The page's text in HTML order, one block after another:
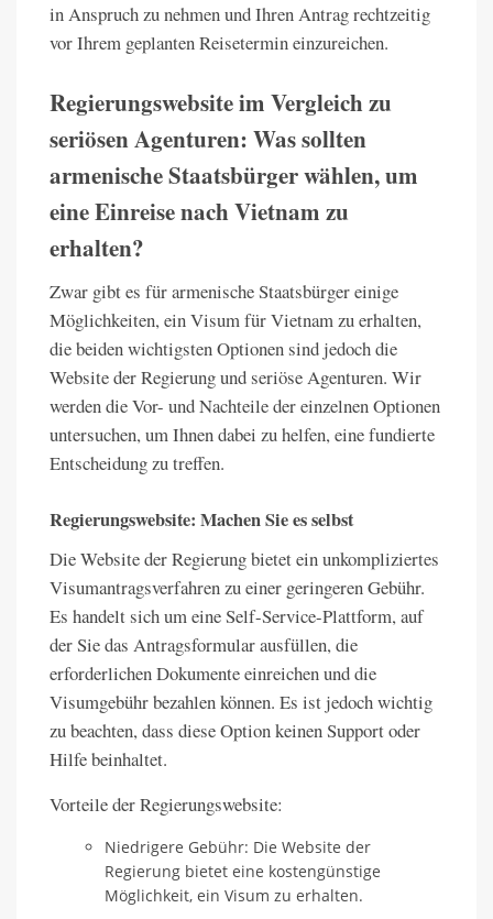
in Anspruch zu nehmen und Ihren Antrag rechtzeitig
vor Ihrem geplanten Reisetermin einzureichen.
Regierungswebsite im Vergleich zu
seriösen Agenturen: Was sollten
armenische Staatsbürger wählen, um
eine Einreise nach Vietnam zu
erhalten?
Zwar gibt es für armenische Staatsbürger einige
Möglichkeiten, ein Visum für Vietnam zu erhalten,
die beiden wichtigsten Optionen sind jedoch die
Website der Regierung und seriöse Agenturen. Wir
werden die Vor- und Nachteile der einzelnen Optionen
untersuchen, um Ihnen dabei zu helfen, eine fundierte
Entscheidung zu treffen.
Regierungswebsite: Machen Sie es selbst
Die Website der Regierung bietet ein unkompliziertes
Visumantragsverfahren zu einer geringeren Gebühr.
Es handelt sich um eine Self-Service-Plattform, auf
der Sie das Antragsformular ausfüllen, die
erforderlichen Dokumente einreichen und die
Visumgebühr bezahlen können. Es ist jedoch wichtig
zu beachten, dass diese Option keinen Support oder
Hilfe beinhaltet.
Vorteile der Regierungswebsite:
Niedrigere Gebühr: Die Website der
Regierung bietet eine kostengünstige
Möglichkeit, ein Visum zu erhalten.